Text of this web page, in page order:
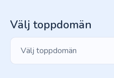
Välj toppdomän
Välj toppdomän